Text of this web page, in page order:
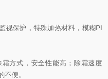
保护，特殊加热材料，模糊PI
方式，安全性能高；除霜速度
不便。